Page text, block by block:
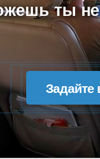
ты не
Задайте